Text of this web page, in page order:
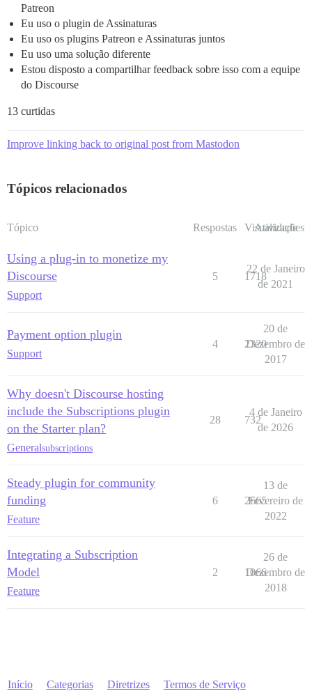
Patreon
Eu uso o plugin de Assinaturas
Eu uso os plugins Patreon e Assinaturas juntos
Eu uso uma solução diferente
Estou disposto a compartilhar feedback sobre isso com a equipe
do Discourse
13 curtidas
Improve linking back to original post from Mastodon
Tópicos relacionados
Tópico Respostas Visualizações
Atividade
Using a plug-in to monetize my
Discourse
Support
5 1718
22 de Janeiro
de 2021
Payment option plugin
Support
4 2320
20 de
Dezembro de
2017
Why doesn't Discourse hosting
include the Subscriptions plugin
on the Starter plan?
Generalsubscriptions
28 732
4 de Janeiro
de 2026
Steady plugin for community
funding
Feature
6 2665
13 de
Fevereiro de
2022
Integrating a Subscription
Model
Feature
2 1066
26 de
Dezembro de
2018
Início Categorias Diretrizes Termos de Serviço